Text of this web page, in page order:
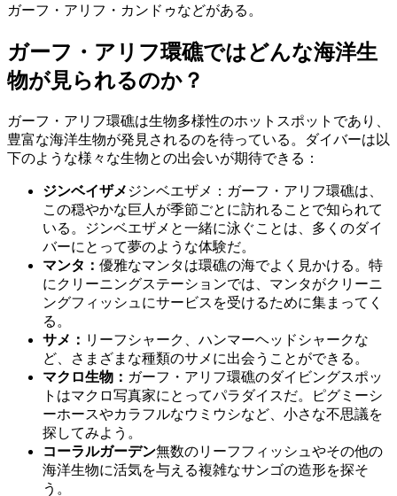
ガーフ・アリフ・カンドゥなどがある。
ガーフ・アリフ環礁ではどんな海洋生
物が見られるのか？
ガーフ・アリフ環礁は生物多様性のホットスポットであり、
豊富な海洋生物が発見されるのを待っている。ダイバーは以
下のような様々な生物との出会いが期待できる：
ジンベイザメ ジンベエザメ：ガーフ・アリフ環礁は、
この穏やかな巨人が季節ごとに訪れることで知られて
いる。ジンベエザメと一緒に泳ぐことは、多くのダイ
バーにとって夢のような体験だ。
マンタ： 優雅なマンタは環礁の海でよく見かける。特
にクリーニングステーションでは、マンタがクリーニ
ングフィッシュにサービスを受けるために集まってく
る。
サメ： リーフシャーク、ハンマーヘッドシャークな
ど、さまざまな種類のサメに出会うことができる。
マクロ生物： ガーフ・アリフ環礁のダイビングスポッ
トはマクロ写真家にとってパラダイスだ。ピグミーシ
ーホースやカラフルなウミウシなど、小さな不思議を
探してみよう。
コーラルガーデン無数のリーフフィッシュやその他の
海洋生物に活気を与える複雑なサンゴの造形を探そ
う。